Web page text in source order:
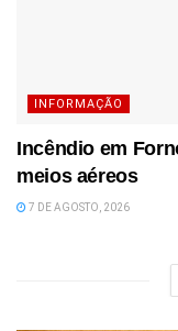
INFORMAÇÃO
Incêndio em
meios aéreos
7 DE AGOSTO, 2026